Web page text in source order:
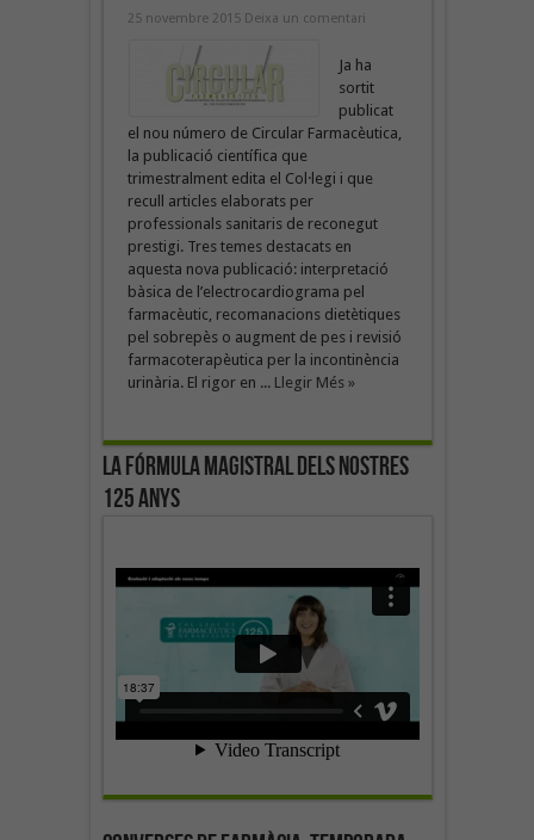
25 novembre 2015 Deixa un comentari
Ja ha
sortit
publicat
el nou número de Circular Farmacèutica,
la publicació científica que
trimestralment edita el Col·legi i que
recull articles elaborats per
professionals sanitaris de reconegut
prestigi. Tres temes destacats en
aquesta nova publicació: interpretació
bàsica de l’electrocardiograma pel
farmacèutic, recomanacions dietètiques
pel sobrepès o augment de pes i revisió
farmacoterapèutica per la incontinència
urinària. El rigor en ... Llegir Més »
La fórmula magistral dels nostres
125 anys